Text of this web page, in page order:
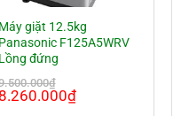
Máy giặt 12.5kg
Panasonic F125A5WRV
Lồng đứng
₫
Giá
8.260.000₫Giá